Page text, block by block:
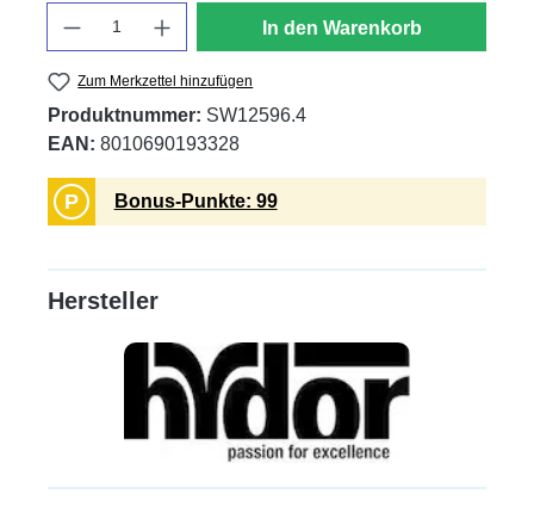
In den Warenkorb
Zum Merkzettel hinzufügen
Produktnummer: SW12596.4
EAN: 8010690193328
P Bonus-Punkte: 99
Hersteller